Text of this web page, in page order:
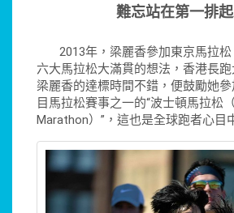
難忘站在第一排
2013年，梁麗香參加東京馬拉松
六大馬拉松大滿貫的想法，香港長跑
梁麗香的達標時間不錯，便鼓勵她
目馬拉松賽事之一的“波士頓馬拉松
Marathon）”，這也是全球跑者心目